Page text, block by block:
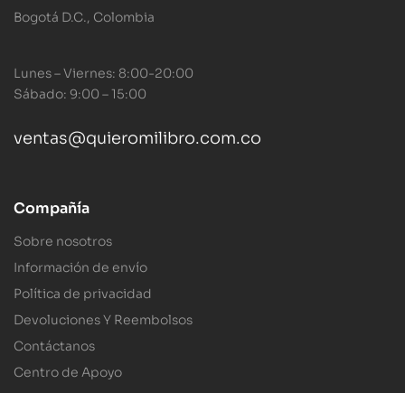
Bogotá D.C., Colombia
Lunes – Viernes: 8:00-20:00
Sábado: 9:00 – 15:00
ventas@quieromilibro.com.co
Compañía
Sobre nosotros
Información de envío
Política de privacidad
Devoluciones Y Reembolsos
Contáctanos
Centro de Apoyo